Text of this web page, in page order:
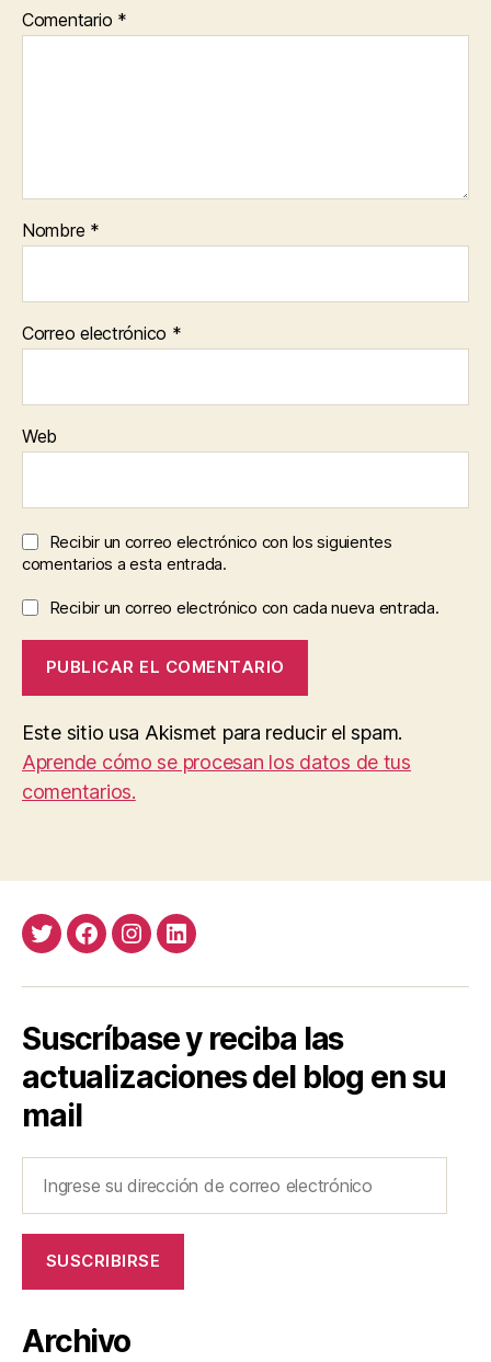
Comentario *
Nombre *
Correo electrónico *
Web
Recibir un correo electrónico con los siguientes
comentarios a esta entrada.
Recibir un correo electrónico con cada nueva entrada.
Este sitio usa Akismet para reducir el spam.
Aprende cómo se procesan los datos de tus
comentarios.
TwitterFacebook
InstagramLinkedIn
Suscríbase y reciba las
actualizaciones del blog en su
mail
dirección
correo
SUSCRIBIRSE
Archivo